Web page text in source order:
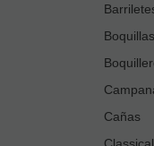
Boquillas
Cañas